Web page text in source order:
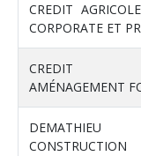
CREDIT
CORPORATE ET
CREDIT
AMÉNAGEMENT
CONSTRUCTION